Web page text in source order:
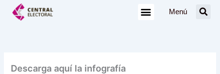
Menú
Descarga aquí la infografía